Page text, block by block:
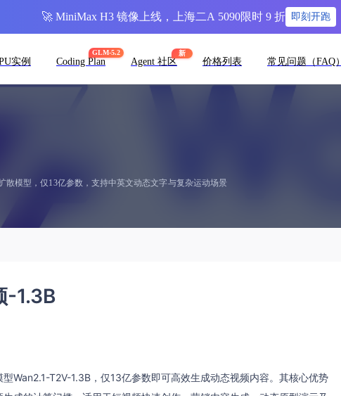
实例
GLM-5.2
Coding Plan
新
Agent 社区 价格列表 常见问题（FAQ）
散模型，仅13亿参数，支持中英文动态文字与复杂运动场景
-1.3B
Wan2.1-T2V-1.3B，仅13亿参数即可高效生成动态视频内容。其核心优势
🚀 MiniMax H3 镜像上线，上海二A 5090限时 9 折 即刻开跑